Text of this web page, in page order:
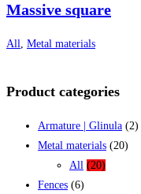
Massive square
All Metal materials
Product categories
Armature | Glinula (2)
Metal materials (20)
All (20)
Fences (6)